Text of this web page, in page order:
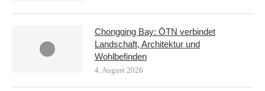
Chongqing Bay: ŌTN verbindet
Landschaft, Architektur und
Wohlbefinden
4. August 2026